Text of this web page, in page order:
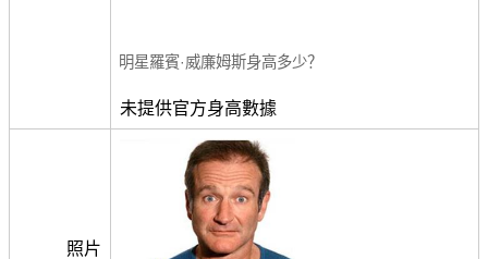
明星羅賓·威廉姆斯身高多少？
未提供官方身高數據
照片